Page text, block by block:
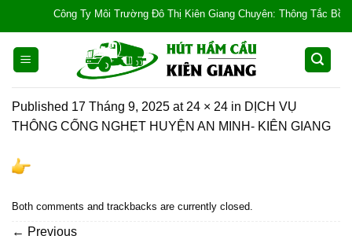
content
Công Ty Môi Trường Đô Thị Kiên Giang Chuyên: Thông Tắc Bồn
Published 17 Tháng 9, 2025 at 24 × 24 in DỊCH VỤ
THÔNG CỐNG NGHẸT HUYỆN AN MINH- KIÊN GIANG
Both comments and trackbacks are currently closed.
← Previous